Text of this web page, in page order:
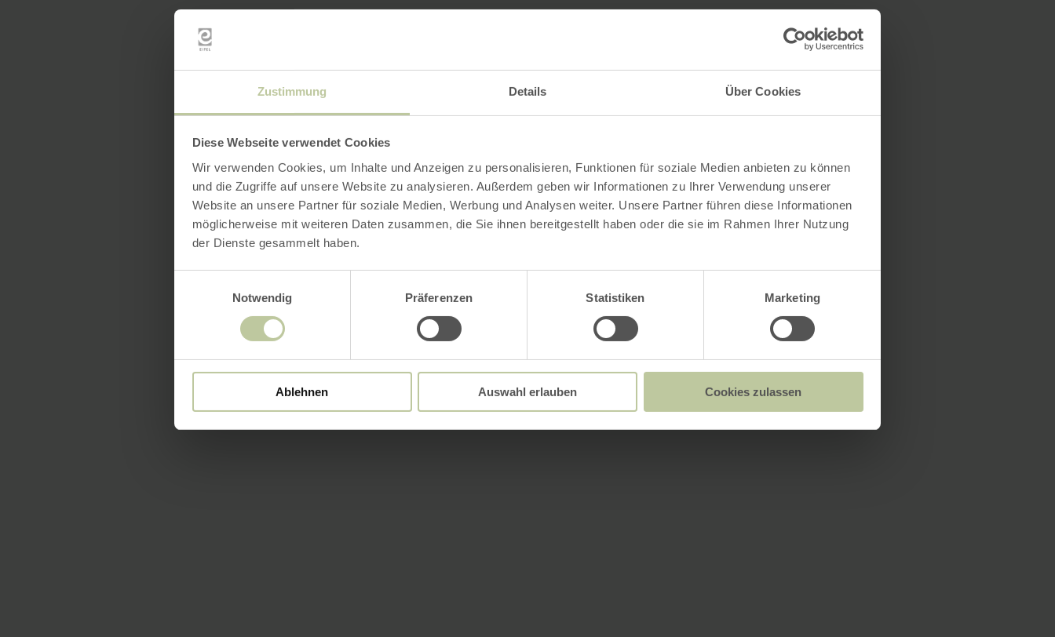
Zustimmung Details Über Cookies
Diese Webseite verwendet Cookies
Wir verwenden Cookies, um Inhalte und Anzeigen zu personalisieren, Funktionen für soziale Medien anbieten zu können
und die Zugriffe auf unsere Website zu analysieren. Außerdem geben wir Informationen zu Ihrer Verwendung unserer
Website an unsere Partner für soziale Medien, Werbung und Analysen weiter. Unsere Partner führen diese Informationen
möglicherweise mit weiteren Daten zusammen, die Sie ihnen bereitgestellt haben oder die sie im Rahmen Ihrer Nutzung
der Dienste gesammelt haben.
Notwendig
Präferenzen Statistiken Marketing
Ablehnen Auswahl erlauben Cookies zulassen